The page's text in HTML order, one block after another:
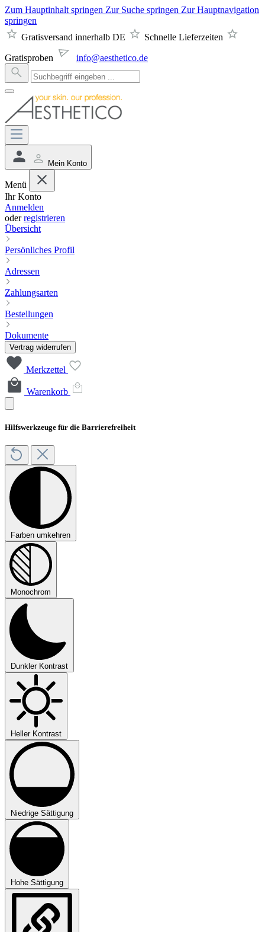
Zum Hauptinhalt springen Zur Suche springen Zur Hauptnavigation
springen
Gratisversand innerhalb DE
Schnelle Lieferzeiten
Gratisproben info@aesthetico.de
Mein Konto
Menü
Ihr Konto
Anmelden
oderregistrieren
Übersicht
Persönliches Profil
Adressen
Zahlungsarten
Bestellungen
Dokumente
Vertrag widerrufen
Merkzettel
Warenkorb
Hilfswerkzeuge für die Barrierefreiheit
Farben umkehren
Monochrom
Dunkler Kontrast
Heller Kontrast
Niedrige Sättigung
Hohe Sättigung